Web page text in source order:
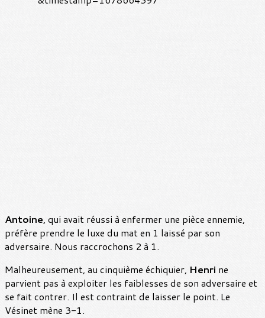
Antoine, qui avait réussi à enfermer une pièce ennemie,
préfère prendre le luxe du mat en 1 laissé par son
adversaire. Nous raccrochons 2 à 1.
Malheureusement, au cinquième échiquier, Henri ne
parvient pas à exploiter les faiblesses de son adversaire et
se fait contrer. Il est contraint de laisser le point. Le
Vésinet mène 3-1.